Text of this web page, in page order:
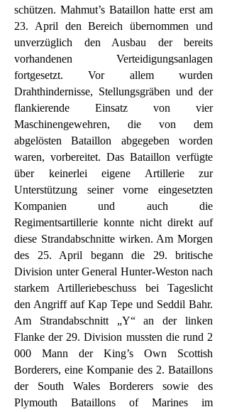
schützen. Mahmut’s Bataillon hatte erst am
23. April den Bereich übernommen und
unverzüglich den Ausbau der bereits
vorhandenen Verteidigungsanlagen
fortgesetzt. Vor allem wurden
Drahthindernisse, Stellungsgräben und der
flankierende Einsatz von vier
Maschinengewehren, die von dem
abgelösten Bataillon abgegeben worden
waren, vorbereitet. Das Bataillon verfügte
über keinerlei eigene Artillerie zur
Unterstützung seiner vorne eingesetzten
Kompanien und auch die
Regimentsartillerie konnte nicht direkt auf
diese Strandabschnitte wirken. Am Morgen
des 25. April begann die 29. britische
Division unter General Hunter-Weston nach
starkem Artilleriebeschuss bei Tageslicht
den Angriff auf Kap Tepe und Seddil Bahr.
Am Strandabschnitt „Y“ an der linken
Flanke der 29. Division mussten die rund 2
000 Mann der King’s Own Scottish
Borderers, eine Kompanie des 2. Bataillons
der South Wales Borderers sowie des
Plymouth Bataillons of Marines im